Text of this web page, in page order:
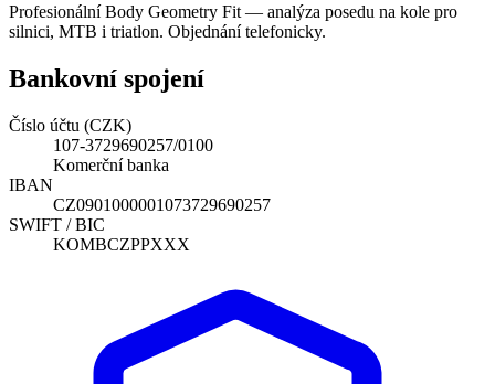
Profesionální Body Geometry Fit — analýza posedu na kole pro
silnici, MTB i triatlon. Objednání telefonicky.
Bankovní spojení
Číslo účtu (CZK)
107-3729690257/0100
Komerční banka
IBAN
CZ0901000001073729690257
SWIFT / BIC
KOMBCZPPXXX